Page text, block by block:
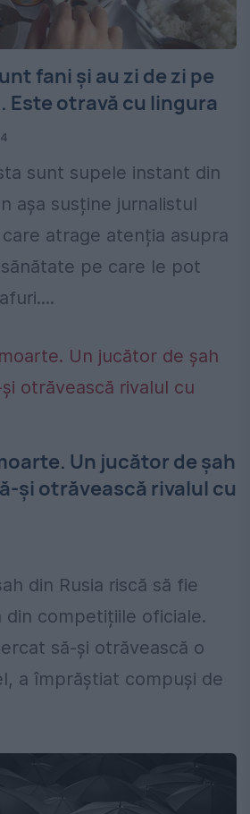
fani și au zi de zi pe
Este otravă cu lingura
sunt supele instant din
așa susține jurnalistul
atrage atenția asupra
pe care le pot
Un jucător de șah
și otrăvească rivalul cu
din Rusia riscă să fie
din competițiile oficiale.
să-și otrăvească o
a împrăștiat compuși de